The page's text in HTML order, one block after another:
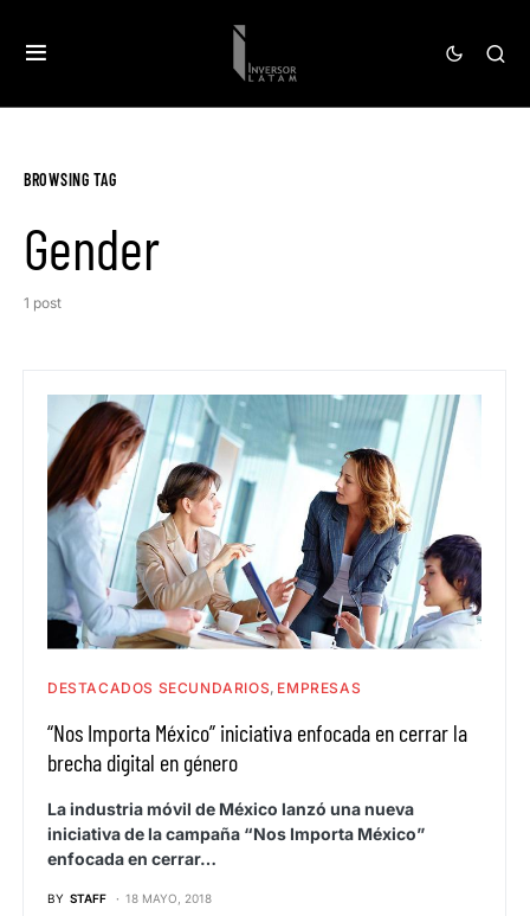
BROWSING TAG
Gender
1 post
DESTACADOS SECUNDARIOS EMPRESAS
“Nos Importa México” iniciativa enfocada en cerrar la
brecha digital en género
La industria móvil de México lanzó una nueva
iniciativa de la campaña “Nos Importa México”
enfocada en cerrar…
BY STAFF 18 MAYO, 2018